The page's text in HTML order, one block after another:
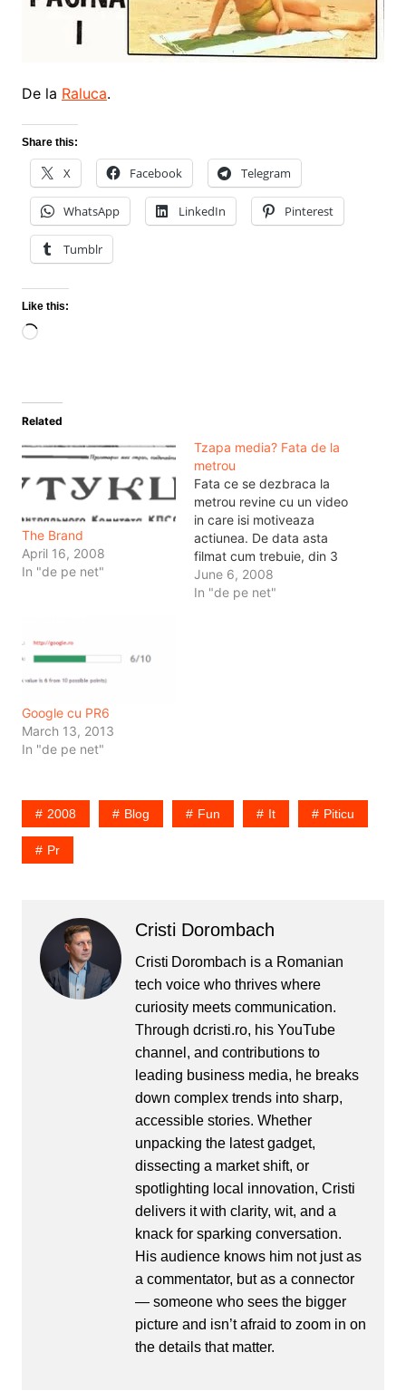
De la Raluca.
Share this:
X Facebook Telegram
WhatsApp LinkedIn Pinterest
Tumblr
Like this:
Loading…
Related
The Brand
April 16, 2008
In "de pe net"
Tzapa media? Fata de la
metrou
Fata ce se dezbraca la
metrou revine cu un video
in care isi motiveaza
actiunea. De data asta
filmat cum trebuie, din 3
cadre, cu taieturi, montaj
si muzica de fundal. Ea
June 6, 2008
In "de pe net"
Google cu PR6
March 13, 2013
In "de pe net"
2008 Blog Fun It Piticu
Pr
Cristi Dorombach
Cristi Dorombach is a Romanian
tech voice who thrives where
curiosity meets communication.
Through dcristi.ro, his YouTube
channel, and contributions to
leading business media, he breaks
down complex trends into sharp,
accessible stories. Whether
unpacking the latest gadget,
dissecting a market shift, or
spotlighting local innovation, Cristi
delivers it with clarity, wit, and a
knack for sparking conversation.
His audience knows him not just as
a commentator, but as a connector
— someone who sees the bigger
picture and isn’t afraid to zoom in on
the details that matter.